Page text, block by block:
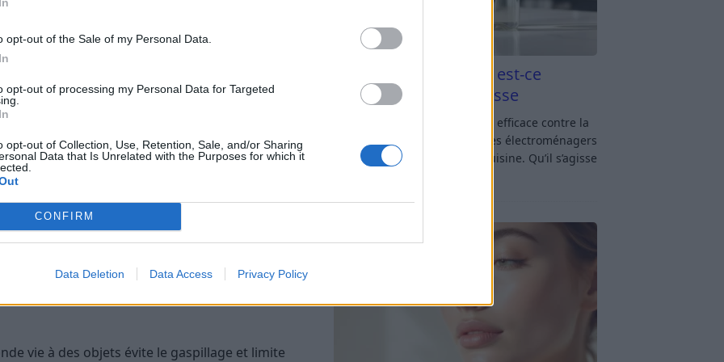
opt-out of the Sale of my Personal Data.
opt-out of processing my Personal Data for Targeted
opt-out of Collection, Use, Retention, Sale, and/or Sharing
Data that Is Unrelated with the Purposes for which it
CONFIRM
Data Deletion Data Access Privacy Policy
d’occasion
est financier. Acheter un meuble vintage ou
moins cher que d’acheter du neuf. Par
dans une brocante peut coûter moitié moins
spécialisé.
ou rares, qui apportent du cachet à une
ou une affiche rétro peut devenir le point focal
des objets produits en série.
vie à des objets évite le gaspillage et limite
Vinaigre blanc et four est-ce
efficace contre la graisse
Vinaigre blanc et four : est-ce efficace contre la
graisse ? Le four fait partie des électroménagers
les plus sollicités dans une cuisine. Qu’il s’agisse